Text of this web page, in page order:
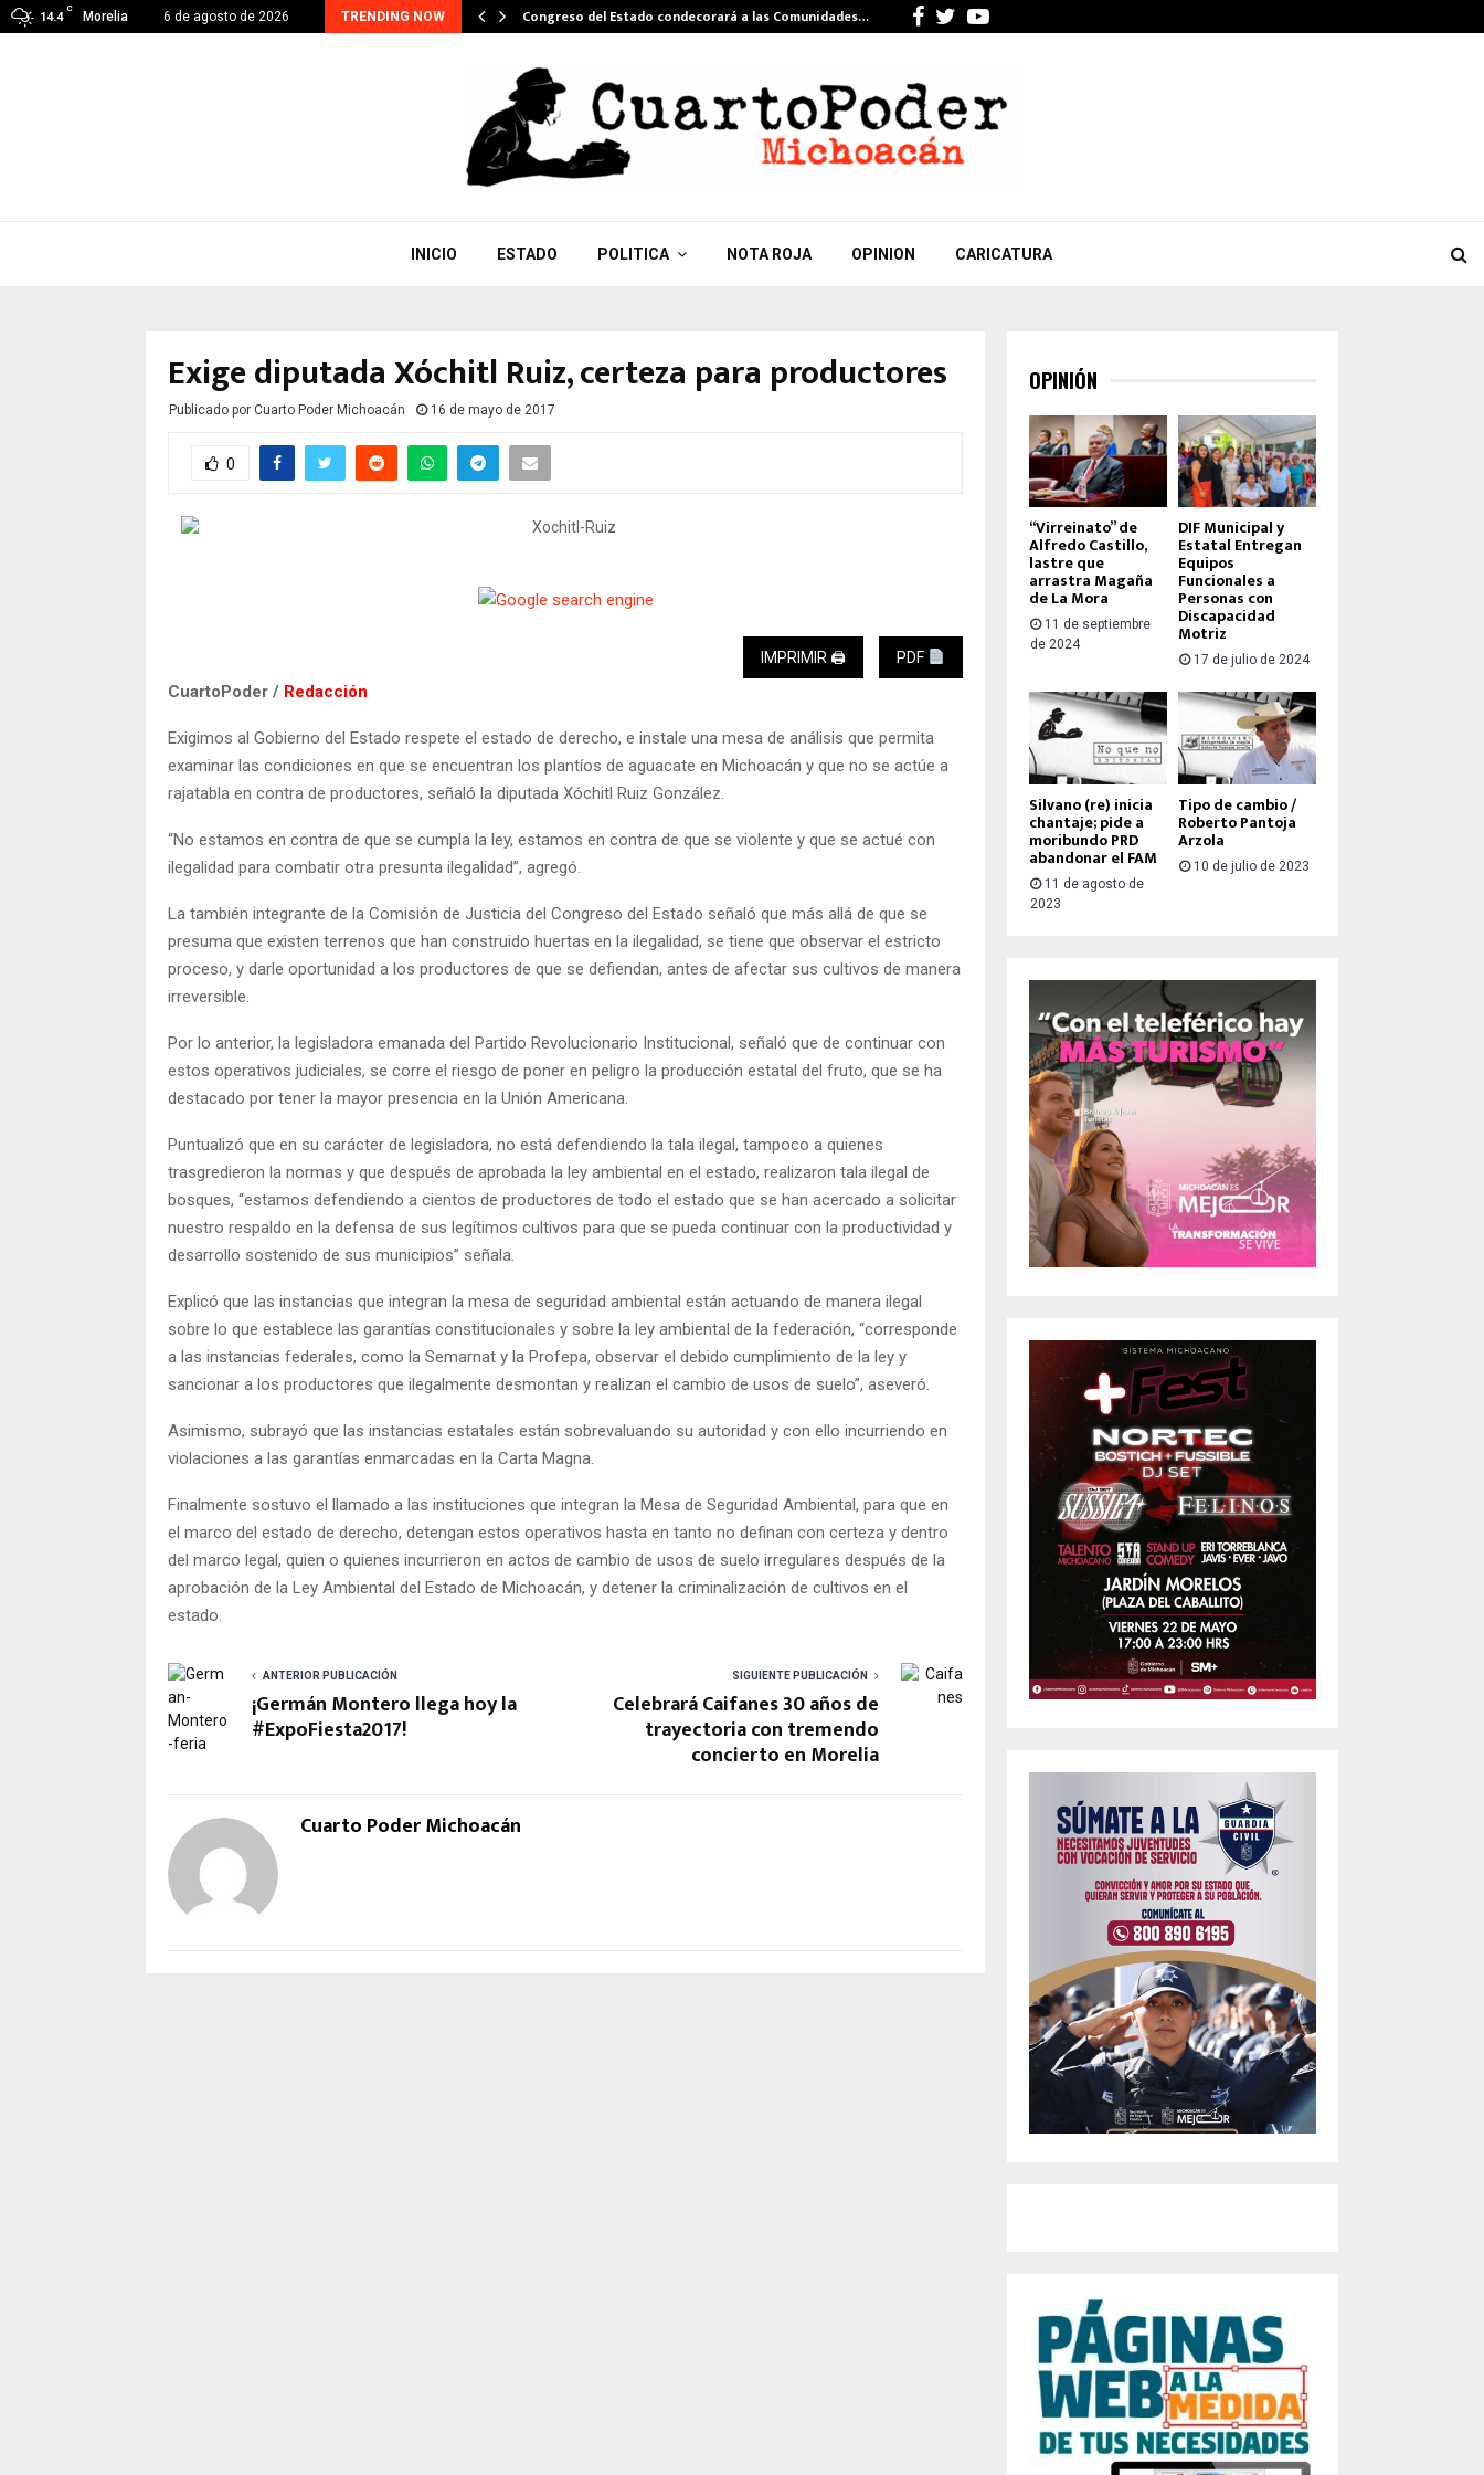
14.4
C
Morelia 6 de agosto de 2026 TRENDING NOW
suma 48 detenidos por extorsión; el… Congreso del Estado condecorará a las Comunidades… Facebook
TwitterYoutube
INICIO ESTADO POLITICA NOTA ROJA OPINION CARICATURA
Exige diputada Xóchitl Ruiz, certeza para productores
Publicado por Cuarto Poder Michoacán 16 de mayo de 2017
0
IMPRIMIR 🖨 PDF
CuartoPoder / Redacción
Exigimos al Gobierno del Estado respete el estado de derecho, e instale una mesa de análisis que permita
examinar las condiciones en que se encuentran los plantíos de aguacate en Michoacán y que no se actúe a
rajatabla en contra de productores, señaló la diputada Xóchitl Ruiz González.
“No estamos en contra de que se cumpla la ley, estamos en contra de que se violente y que se actué con
ilegalidad para combatir otra presunta ilegalidad”, agregó.
La también integrante de la Comisión de Justicia del Congreso del Estado señaló que más allá de que se
presuma que existen terrenos que han construido huertas en la ilegalidad, se tiene que observar el estricto
proceso, y darle oportunidad a los productores de que se defiendan, antes de afectar sus cultivos de manera
irreversible.
Por lo anterior, la legisladora emanada del Partido Revolucionario Institucional, señaló que de continuar con
estos operativos judiciales, se corre el riesgo de poner en peligro la producción estatal del fruto, que se ha
destacado por tener la mayor presencia en la Unión Americana.
Puntualizó que en su carácter de legisladora, no está defendiendo la tala ilegal, tampoco a quienes
trasgredieron la normas y que después de aprobada la ley ambiental en el estado, realizaron tala ilegal de
bosques, “estamos defendiendo a cientos de productores de todo el estado que se han acercado a solicitar
nuestro respaldo en la defensa de sus legítimos cultivos para que se pueda continuar con la productividad y
desarrollo sostenido de sus municipios” señala.
Explicó que las instancias que integran la mesa de seguridad ambiental están actuando de manera ilegal
sobre lo que establece las garantías constitucionales y sobre la ley ambiental de la federación, “corresponde
a las instancias federales, como la Semarnat y la Profepa, observar el debido cumplimiento de la ley y
sancionar a los productores que ilegalmente desmontan y realizan el cambio de usos de suelo”, aseveró.
Asimismo, subrayó que las instancias estatales están sobrevaluando su autoridad y con ello incurriendo en
violaciones a las garantías enmarcadas en la Carta Magna.
Finalmente sostuvo el llamado a las instituciones que integran la Mesa de Seguridad Ambiental, para que en
el marco del estado de derecho, detengan estos operativos hasta en tanto no definan con certeza y dentro
del marco legal, quien o quienes incurrieron en actos de cambio de usos de suelo irregulares después de la
aprobación de la Ley Ambiental del Estado de Michoacán, y detener la criminalización de cultivos en el
estado.
ANTERIOR PUBLICACIÓN
¡Germán Montero llega hoy la
#ExpoFiesta2017!
SIGUIENTE PUBLICACIÓN
Celebrará Caifanes 30 años de
trayectoria con tremendo
concierto en Morelia
Cuarto Poder Michoacán
OPINIÓN
“Virreinato” de
Alfredo Castillo,
lastre que
arrastra Magaña
de La Mora
11 de septiembre
de 2024
DIF Municipal y
Estatal Entregan
Equipos
Funcionales a
Personas con
Discapacidad
Motriz
17 de julio de 2024
Silvano (re) inicia
chantaje; pide a
moribundo PRD
abandonar el FAM
11 de agosto de
2023
Tipo de cambio /
Roberto Pantoja
Arzola
10 de julio de 2023